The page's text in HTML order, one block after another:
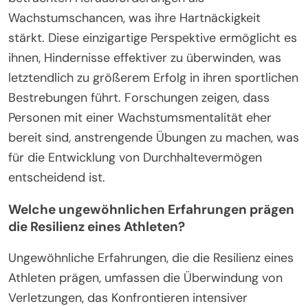
Wie beeinflusst eine Wachstumsmentalität
das Durchhaltevermögen?
Eine Wachstumsmentalität verbessert das
Durchhaltevermögen, indem sie Resilienz und die
Bereitschaft fördert, aus Misserfolgen zu lernen.
Athleten mit einer Wachstumsmentalität
betrachten Herausforderungen als
Wachstumschancen, was ihre Hartnäckigkeit
stärkt. Diese einzigartige Perspektive ermöglicht es
letztendlich zu größerem Erfolg in ihren sportlichen
Bestrebungen führt. Forschungen zeigen, dass
Personen mit einer Wachstumsmentalität eher
bereit sind, anstrengende Übungen zu machen, was
für die Entwicklung von Durchhaltevermögen